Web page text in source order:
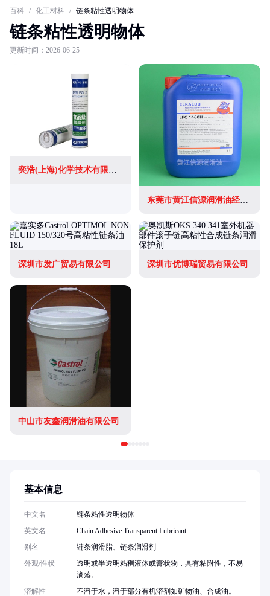
百科 / 化工材料 / 链条粘性透明物体
链条粘性透明物体
更新时间：2026-06-25
东莞市黄江信源润滑油经营部
深圳市发广贸易有限公司 深圳市优博瑞贸易有限公司
中山市友鑫润滑油有限公司
基本信息
中文名
链条粘性透明物体
英文名
Chain Adhesive Transparent Lubricant
别名
链条润滑脂、链条润滑剂
外观/性状
透明或半透明粘稠液体或膏状物，具有粘附性，不易
滴落。
溶解性
不溶于水，溶于部分有机溶剂如矿物油、合成油。